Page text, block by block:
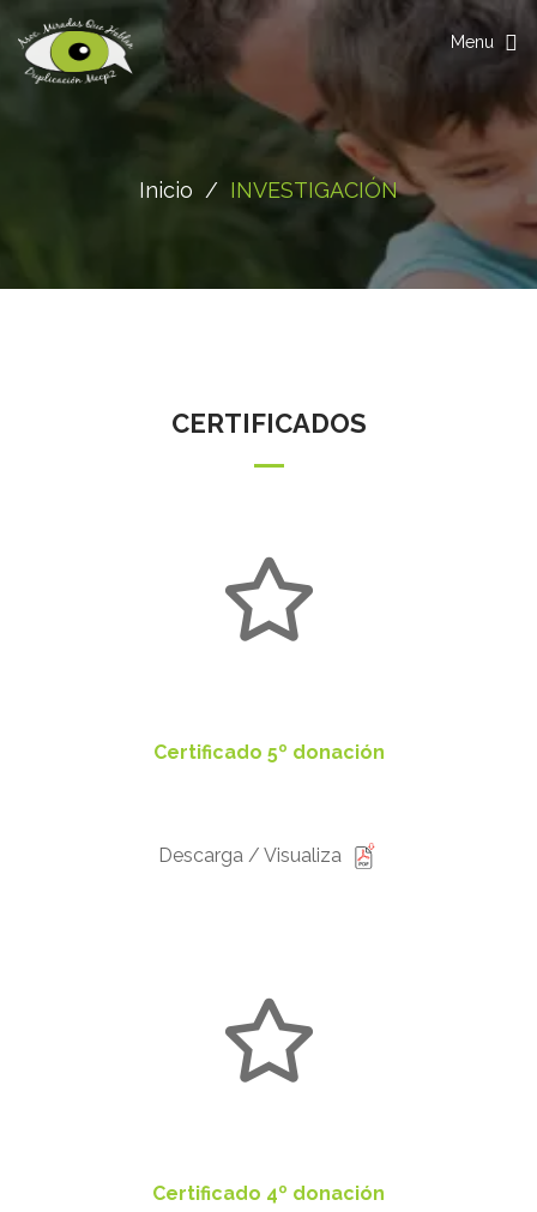
Toggle
Menu
Inicio / INVESTIGACIÓN
CERTIFICADOS
Certificado 5º donación
Descarga / Visualiza
Certificado 4º donación